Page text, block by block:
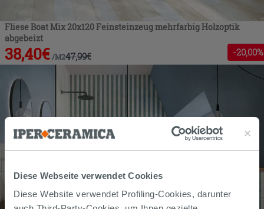
Diese Webseite verwendet Cookies
Diese Website verwendet Profiling-Cookies, darunter
Fliese Boat Mix 20x120 Feinsteinzeug mehrfarbig Holzoptik
abgebeizt
38,40€ /M247,99€ -20,00%